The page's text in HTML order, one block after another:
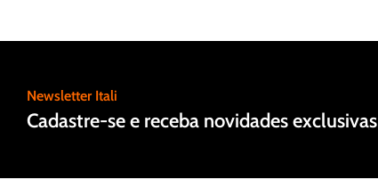
Newsletter Itali
Cadastre-se e receba novidades exclusivas